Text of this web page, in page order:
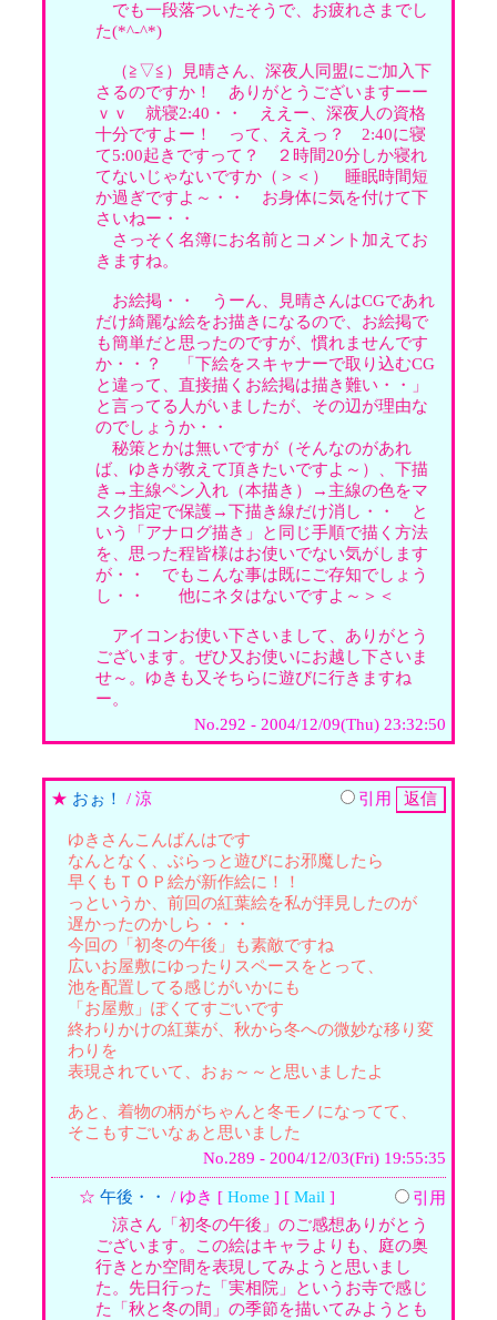
でも一段落ついたそうで、お疲れさまでし
た(*^-^*)
（≧▽≦）見晴さん、深夜人同盟にご加入下
さるのですか！ ありがとうございますーー
ｖｖ 就寝2:40・・ ええー、深夜人の資格
十分ですよー！ って、ええっ？ 2:40に寝
て5:00起きですって？ ２時間20分しか寝れ
てないじゃないですか（＞＜） 睡眠時間短
か過ぎですよ～・・ お身体に気を付けて下
さいねー・・
さっそく名簿にお名前とコメント加えてお
きますね。
お絵掲・・ うーん、見晴さんはCGであれ
だけ綺麗な絵をお描きになるので、お絵掲で
も簡単だと思ったのですが、慣れませんです
か・・？ 「下絵をスキャナーで取り込むCG
と違って、直接描くお絵掲は描き難い・・」
と言ってる人がいましたが、その辺が理由な
のでしょうか・・
秘策とかは無いですが（そんなのがあれ
ば、ゆきが教えて頂きたいですよ～）、下描
き→主線ペン入れ（本描き）→主線の色をマ
スク指定で保護→下描き線だけ消し・・ と
いう「アナログ描き」と同じ手順で描く方法
を、思った程皆様はお使いでない気がします
が・・ でもこんな事は既にご存知でしょう
し・・ 他にネタはないですよ～＞＜
アイコンお使い下さいまして、ありがとう
ございます。ぜひ又お使いにお越し下さいま
せ～。ゆきも又そちらに遊びに行きますね
ー。
No.292 - 2004/12/09(Thu) 23:32:50
★ おぉ！ / 涼 引用
ゆきさんこんばんはです
なんとなく、ぶらっと遊びにお邪魔したら
早くもＴＯＰ絵が新作絵に！！
っというか、前回の紅葉絵を私が拝見したのが
遅かったのかしら・・・
今回の「初冬の午後」も素敵ですね
広いお屋敷にゆったりスペースをとって、
池を配置してる感じがいかにも
「お屋敷」ぽくてすごいです
終わりかけの紅葉が、秋から冬への微妙な移り変
わりを
表現されていて、おぉ～～と思いましたよ
あと、着物の柄がちゃんと冬モノになってて、
そこもすごいなぁと思いました
No.289 - 2004/12/03(Fri) 19:55:35
☆ 午後・・ / ゆき [ Home ] [ Mail ]
引用
涼さん「初冬の午後」のご感想ありがとう
ございます。この絵はキャラよりも、庭の奥
行きとか空間を表現してみようと思いまし
た。先日行った「実相院」というお寺で感じ
た「秋と冬の間」の季節を描いてみようとも